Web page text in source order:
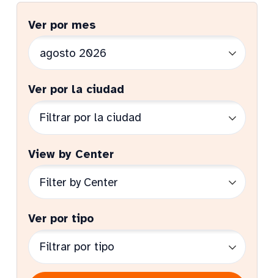
Ver por mes
Ver por la ciudad
View by Center
Ver por tipo